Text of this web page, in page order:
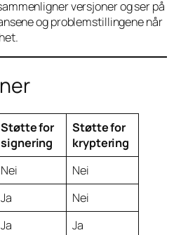
versjoner og ser på
og problemstillingene når
Støtte for
signering
Støtte for
kryptering
Nei
Nei
Ja
Nei
Ja Ja